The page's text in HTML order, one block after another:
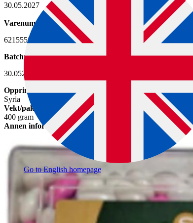
Go to English homepage
30.05.2027
Varenummer, for eksempel EAN-nummer
6215558474638
Batchnummer
30.0527
Opprinnelsesland
Syria
Vekt/pakningsstørrelse
400 gram
Annen informasjon